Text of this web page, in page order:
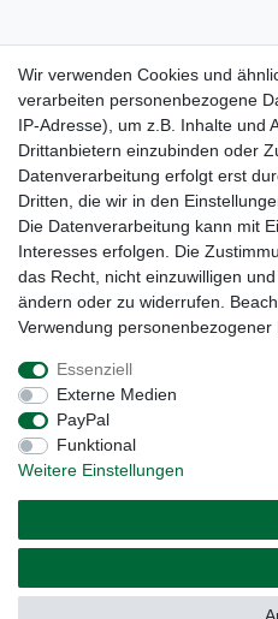
Wir verwenden Cookies und
verarbeiten personenbezogene
IP-Adresse), um z.B. Inhalte und
Drittanbietern einzubinden oder
Datenverarbeitung erfolgt erst
Dritten, die wir in den
Die Datenverarbeitung kann mit
Interesses erfolgen. Die
das Recht, nicht einzuwilligen
ändern oder zu widerrufen.
Verwendung
Essenziell
Externe Medien
PayPal
Funktional
Weitere Einstellungen